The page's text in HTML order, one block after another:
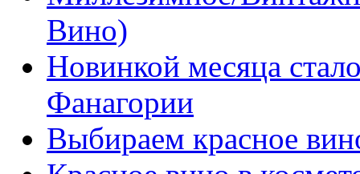
Вино)
Новинкой месяца
Фанагории
Выбираем красное